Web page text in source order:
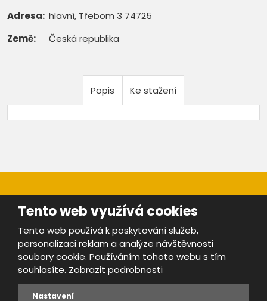
Adresa: hlavní, Třebom 3 74725
Země:
Česká republika
Popis Ke stažení
Provozovatel portálu ŠROTY.cz je
Mapa stránek |Bezpečnost a ochrana osobních údajů
Podmínky použití
Tento web využívá cookies
Tento web používá k poskytování služeb,
personalizaci reklam a analýze návštěvnosti
soubory cookie. Používáním tohoto webu s tím
souhlasíte. Zobrazit podrobnosti
Nastavení